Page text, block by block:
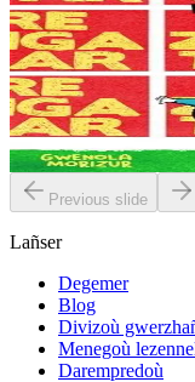
Milo hag ar re
Milo a gustum lâret ne
toutafet. Ar
gombodoù eo ar skol....
Er stok15,00 €
Previous slide
Lañser
Degemer
Blog
Divizoù
Menegoù
Darempredoù